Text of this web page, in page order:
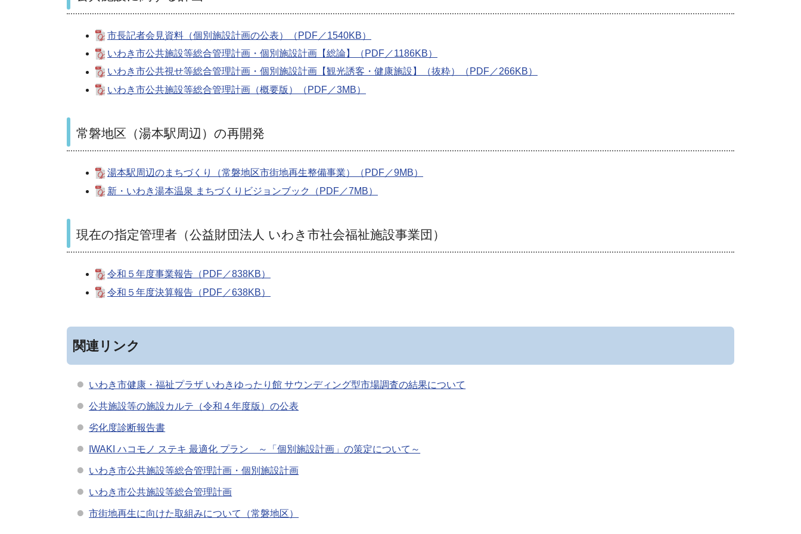
市長記者会見資料（個別施設計画の公表）（PDF／1540KB）
いわき市公共施設等総合管理計画・個別施設計画【総論】（PDF／1186KB）
いわき市公共視せ等総合管理計画・個別施設計画【観光誘客・健康施設】（抜粋）（PDF／266KB）
いわき市公共施設等総合管理計画（概要版）（PDF／3MB）
常磐地区（湯本駅周辺）の再開発
湯本駅周辺のまちづくり（常磐地区市街地再生整備事業）（PDF／9MB）
新・いわき湯本温泉 まちづくりビジョンブック（PDF／7MB）
現在の指定管理者（公益財団法人 いわき市社会福祉施設事業団）
令和５年度事業報告（PDF／838KB）
令和５年度決算報告（PDF／638KB）
関連リンク
いわき市健康・福祉プラザ いわきゆったり館 サウンディング型市場調査の結果について
公共施設等の施設カルテ（令和４年度版）の公表
劣化度診断報告書
IWAKI ハコモノ ステキ 最適化 プラン ～「個別施設計画」の策定について～
いわき市公共施設等総合管理計画・個別施設計画
いわき市公共施設等総合管理計画
市街地再生に向けた取組みについて（常磐地区）